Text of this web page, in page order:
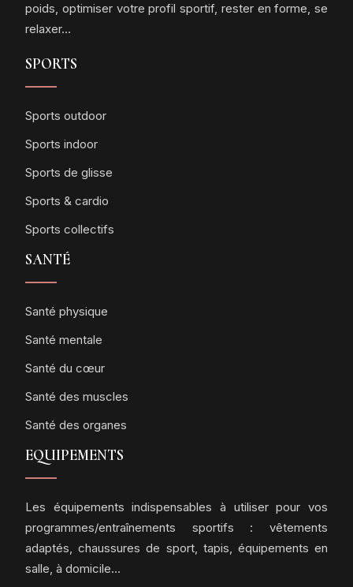
poids, optimiser votre profil sportif, rester en forme, se
relaxer…
SPORTS
Sports outdoor
Sports indoor
Sports de glisse
Sports & cardio
Sports collectifs
SANTÉ
Santé physique
Santé mentale
Santé du cœur
Santé des muscles
Santé des organes
EQUIPEMENTS
Les équipements indispensables à utiliser pour vos
programmes/entraînements sportifs : vêtements
adaptés, chaussures de sport, tapis, équipements en
salle, à domicile…